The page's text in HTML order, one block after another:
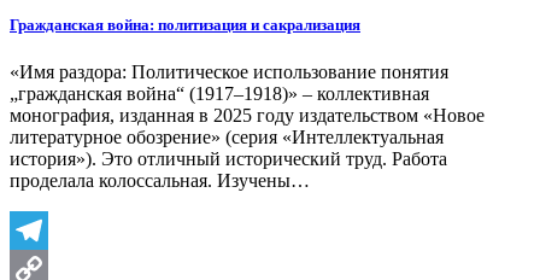
Гражданская война: политизация и сакрализация
«Имя раздора: Политическое использование понятия
„гражданская война“ (1917–1918)» – коллективная
монография, изданная в 2025 году издательством «Новое
литературное обозрение» (серия «Интеллектуальная
история»). Это отличный исторический труд. Работа
проделала колоссальная. Изучены…
Telegram